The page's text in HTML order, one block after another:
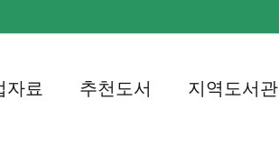
자료 추천도서 지역도서관